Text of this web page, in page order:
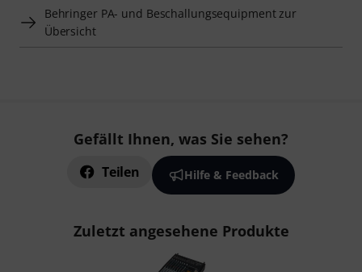
Behringer PA- und Beschallungsequipment zur
Übersicht
Gefällt Ihnen, was Sie sehen?
Teilen Hilfe & Feedback
Zuletzt angesehene Produkte